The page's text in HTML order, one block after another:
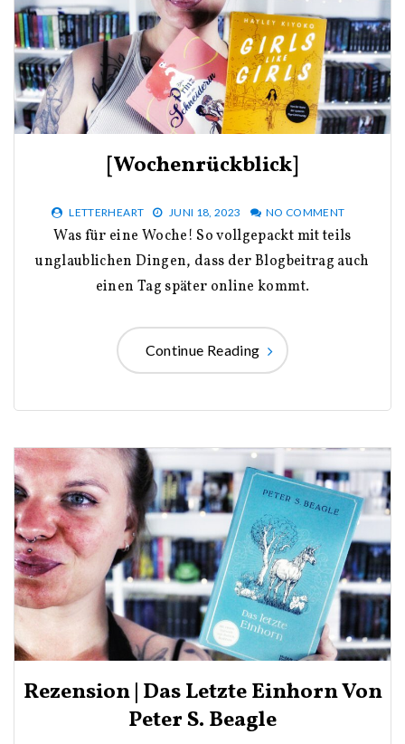
[Wochenrückblick]
LETTERHEART JUNI 18, 2023 NO COMMENT
Was für eine Woche! So vollgepackt mit teils
unglaublichen Dingen, dass der Blogbeitrag auch
einen Tag später online kommt.
Continue Reading
Rezension | Das Letzte Einhorn Von
Peter S. Beagle